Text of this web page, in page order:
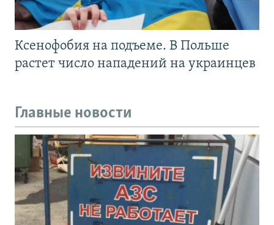
Ксенофобия на подъеме. В Польше
растет число нападений на украинцев
Главные новости